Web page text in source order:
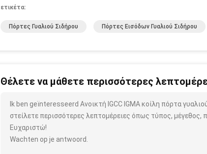
ετικέτα:
Πόρτες Γυαλιού Σιδήρου Πόρτες Εισόδων Γυαλιού Σιδήρου
Θέλετε να μάθετε περισσότερες
Ik ben geïnteresseerd Ανοικτή IGCC IGMA κοίλη πόρτα
στείλετε περισσότερες λεπτομέρειες όπως τύπος, μέγεθος,
Ευχαριστώ!
Wachten op je antwoord.